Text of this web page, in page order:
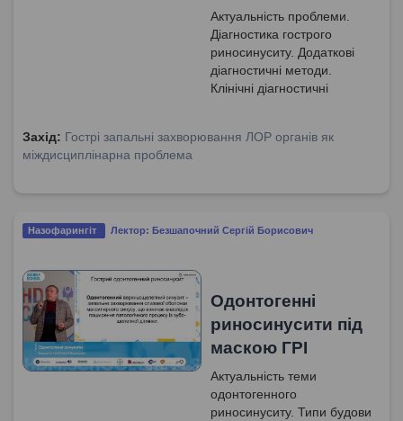
Актуальність проблеми.
Діагностика гострого
риносинуситу. Додаткові
діагностичні методи.
Клінічні діагностичні
тонзиліту VEB-етіології.
Захід: Гострі запальні захворювання ЛОР органів як
міждисциплінарна проблема
Назофарингіт Лектор: Безшапочний Сергій Борисович
Одонтогенні
риносинусити під
маскою ГРІ
Актуальність теми
одонтогенного
риносинуситу. Типи будови